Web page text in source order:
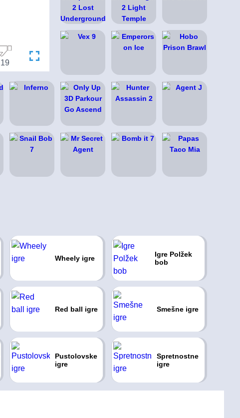
19
Wheely igre
Igre Polžek
bob
Red ball igre Smešne igre
Pustolovske
igre
Spretnostne
igre